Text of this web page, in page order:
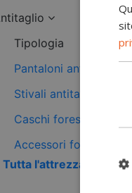
Tipologia
Pantaloni antitaglio
Stivali antitaglio
Caschi forestali
Accessori forestali
Tutta l'attrezzatura